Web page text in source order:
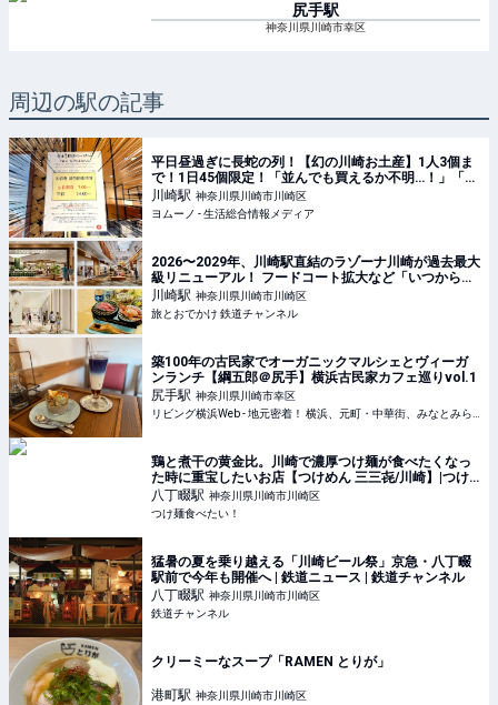
尻手駅
神奈川県川崎市幸区
周辺の駅の記事
平日昼過ぎに長蛇の列！【幻の川崎お土産】1人3個ま
で！1日45個限定！「並んでも買えるか不明…！」「み
んな当然のように上限数買ってる…！」 | ヨムーノ
川崎駅 神奈川県川崎市川崎区
ヨムーノ - 生活総合情報メディア
2026〜2029年、川崎駅直結のラゾーナ川崎が過去最大
級リニューアル！ フードコート拡大など「いつから何
が変わるか」徹底解説！ | 旅とおでかけ 鉄道チャンネ
ル
川崎駅 神奈川県川崎市川崎区
旅とおでかけ 鉄道チャンネル
築100年の古民家でオーガニックマルシェとヴィーガ
ンランチ【綱五郎＠尻手】横浜古民家カフェ巡りvol.1
尻手駅 神奈川県川崎市幸区
鶏と煮干の黄金比。川崎で濃厚つけ麺が食べたくなっ
た時に重宝したいお店【つけめん 三三㐂/川崎】|つけ
麺食べたい！
八丁畷駅 神奈川県川崎市川崎区
つけ麺食べたい！
猛暑の夏を乗り越える「川崎ビール祭」京急・八丁畷
駅前で今年も開催へ | 鉄道ニュース | 鉄道チャンネル
八丁畷駅 神奈川県川崎市川崎区
鉄道チャンネル
クリーミーなスープ「RAMEN とりが」
港町駅 神奈川県川崎市川崎区